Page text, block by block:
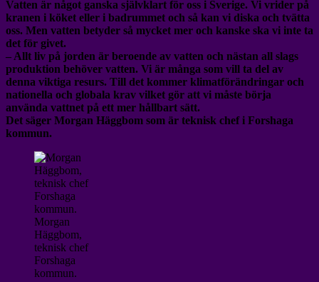
Vatten är något ganska självklart för oss i Sverige. Vi vrider på
kranen i köket eller i badrummet och så kan vi diska och tvätta
oss. Men vatten betyder så mycket mer och kanske ska vi inte ta
det för givet.
– Allt liv på jorden är beroende av vatten och nästan all slags
produktion behöver vatten. Vi är många som vill ta del av
denna viktiga resurs. Till det kommer klimatförändringar och
nationella och globala krav vilket gör att vi måste börja
använda vattnet på ett mer hållbart sätt.
Det säger Morgan Häggbom som är teknisk chef i Forshaga
kommun.
Morgan
Häggbom,
teknisk chef
Forshaga
kommun.